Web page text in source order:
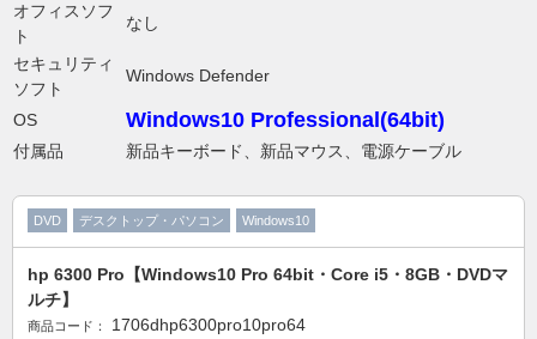
オフィスソフ
ト
なし
セキュリティ
ソフト
Windows Defender
OS Windows10 Professional(64bit)
付属品 新品キーボード、新品マウス、電源ケーブル
DVD デスクトップ・パソコン Windows10
hp 6300 Pro【Windows10 Pro 64bit・Core i5・8GB・DVDマ
ルチ】
商品コード： 1706dhp6300pro10pro64